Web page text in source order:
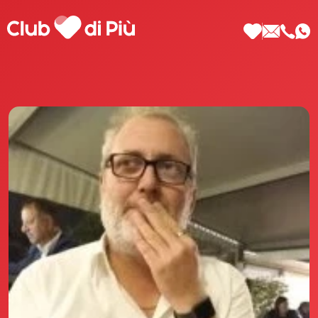
Scopri Club di Più
Le testimonianze Club di Più
La fondatrice Valeria Pilla
Annunci Donne
Agenzia matrimoniale Club di Più